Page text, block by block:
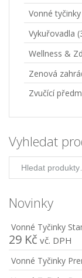
Vonné tyčinky
Vykuřovadla
Wellness &
Zenová
Zvučící
Vyhledat
Hledat:
Novinky
Vonné Tyčinky
29 Kč vč. DPH
Vonné Tyčinky